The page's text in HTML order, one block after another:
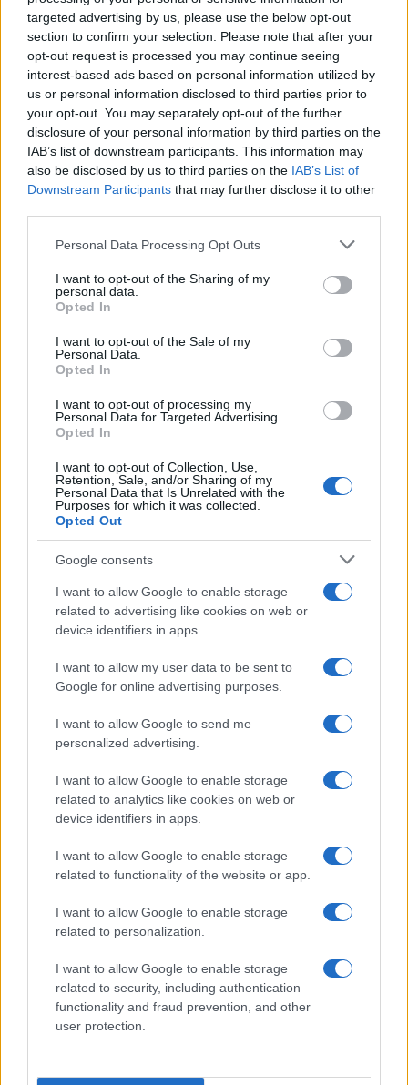
targeted advertising by us, please use the below opt-out
section to confirm your selection. Please note that after your
opt-out request is processed you may continue seeing
interest-based ads based on personal information utilized by
us or personal information disclosed to third parties prior to
your opt-out. You may separately opt-out of the further
disclosure of your personal information by third parties on the
IAB’s list of downstream participants. This information may
also be disclosed by us to third parties on the IAB’s List of
Downstream Participants that may further disclose it to other
Please note that this website/app uses one or more Google
not limited to your visit or usage behaviour. You may click to
grant or deny consent to Google and its third-party tags to
use your data for below specified purposes in below Google
consent section.
Personal Data Processing Opt Outs
I want to opt-out of the Sharing of my
personal data.
Opted In
I want to opt-out of the Sale of my
Personal Data.
Opted In
I want to opt-out of processing my
Personal Data for Targeted Advertising.
Opted In
I want to opt-out of Collection, Use,
Retention, Sale, and/or Sharing of my
Personal Data that Is Unrelated with the
Purposes for which it was collected.
Opted Out
Google consents
I want to allow Google to enable storage
related to advertising like cookies on web or
device identifiers in apps.
I want to allow my user data to be sent to
Google for online advertising purposes.
I want to allow Google to send me
personalized advertising.
I want to allow Google to enable storage
related to analytics like cookies on web or
device identifiers in apps.
I want to allow Google to enable storage
related to functionality of the website or app.
I want to allow Google to enable storage
related to personalization.
I want to allow Google to enable storage
related to security, including authentication
functionality and fraud prevention, and other
user protection.
Intraprendere un percorso terapeutico significa non
solo superare ostacoli, ma anche imparare a
navigare attraverso di essi, integrandoli nella
propria storia personale. Questo approccio migliora
la qualità della vita, rendendo il cammino verso gli
obiettivi più chiaro e accessibile.
AUTORE
Roberta Tagliabue ha dormito nella sala
d'attesa dell'ospedale San Martino per
firma reportage e coordina dossier di verifica
in redazione come referente per Genova.
diretti con consiglieri comunali e biblioteche
civiche.